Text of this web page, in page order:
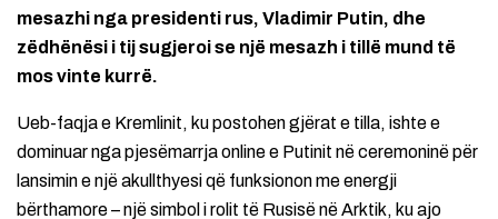
mesazhi nga presidenti rus, Vladimir Putin, dhe
zëdhënësi i tij sugjeroi se një mesazh i tillë mund të
mos vinte kurrë.
Ueb-faqja e Kremlinit, ku postohen gjërat e tilla, ishte e
dominuar nga pjesëmarrja online e Putinit në ceremoninë për
lansimin e një akullthyesi që funksionon me energji
bërthamore – një simbol i rolit të Rusisë në Arktik, ku ajo